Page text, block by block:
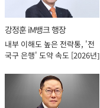
강정훈 iM뱅크 행장
내부 이해도 높은 전략통, '전
국구 은행' 도약 속도 [2026년]